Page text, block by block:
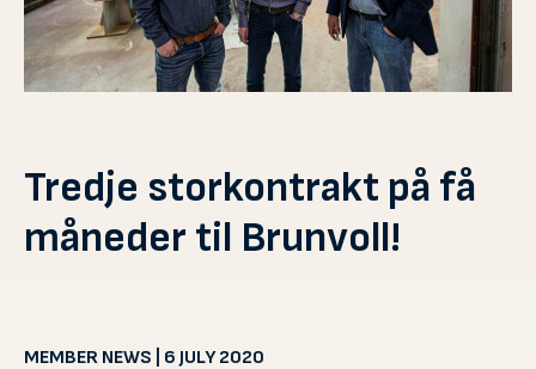
Tredje storkontrakt på få
måneder til Brunvoll!
MEMBER NEWS | 6 JULY 2020